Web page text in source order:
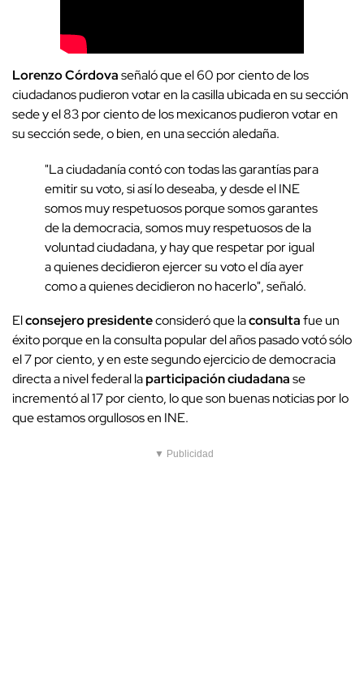
Lorenzo Córdovaseñaló que el 60 por ciento de los
ciudadanos pudieron votar en la casilla ubicada en su sección
sede y el 83 por ciento de los mexicanos pudieron votar en
su sección sede, o bien, en una sección aledaña.
"La ciudadanía contó con todas las garantías para
emitir su voto, si así lo deseaba, y desde el INE
somos muy respetuosos porque somos garantes
de la democracia, somos muy respetuosos de la
voluntad ciudadana, y hay que respetar por igual
a quienes decidieron ejercer su voto el día ayer
como a quienes decidieron no hacerlo", señaló.
Elconsejero presidenteconsideró que laconsultafue un
éxito porque en la consulta popular del años pasado votó sólo
el 7 por ciento, y en este segundo ejercicio de democracia
directa a nivel federal laparticipación ciudadanase
incrementó al 17 por ciento, lo que son buenas noticias por lo
que estamos orgullosos en INE.
▼ Publicidad